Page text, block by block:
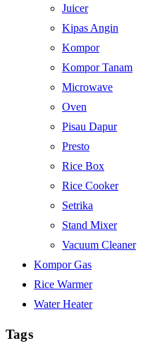
Juicer
Kipas Angin
Kompor
Kompor Tanam
Microwave
Oven
Pisau Dapur
Presto
Rice Box
Rice Cooker
Setrika
Stand Mixer
Vacuum Cleaner
Kompor Gas
Rice Warmer
Water Heater
Tags